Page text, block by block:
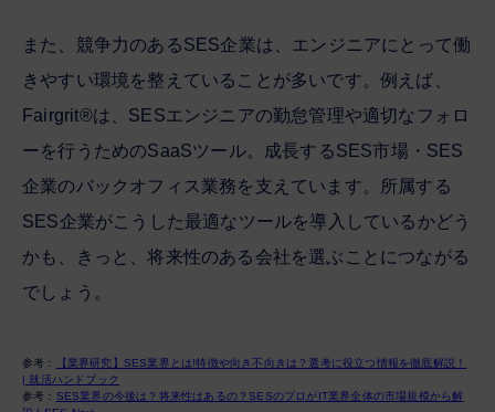
また、競争力のあるSES企業は、エンジニアにとって働
きやすい環境を整えていることが多いです。例えば、
Fairgrit®は、SESエンジニアの勤怠管理や適切なフォロ
ーを行うためのSaaSツール。成長するSES市場・SES
企業のバックオフィス業務を支えています。所属する
SES企業がこうした最適なツールを導入しているかどう
かも、きっと、将来性のある会社を選ぶことにつながる
でしょう。
参考：
【業界研究】SES業界とは!特徴や向き不向きは？選考に役立つ情報を徹底解説！
| 就活ハンドブック
参考： SES業界の今後は？将来性はあるの？SESのプロがIT業界全体の市場規模から解